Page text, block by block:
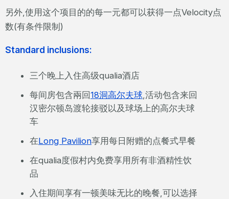
另外,使用这个项目的的每一元都可以获得一点Velocity点
数(有条件限制)
Standard inclusions:
三个晚上入住高级qualia酒店
每间房包含兩回18洞高尔夫球,活动包含来回
汉密尔顿岛渡轮接驳以及球场上的高尔夫球
车
在Long Pavilion享用每日附赠的点餐式早餐
在qualia度假村内免费享用所有非酒精性饮
品
入住期间享有一顿美味无比的晚餐,可以选择